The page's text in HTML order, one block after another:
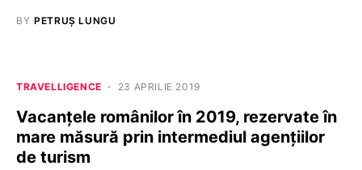
BY PETRUȘ LUNGU
TRAVELLIGENCE 23 APRILIE 2019
Vacanțele românilor în 2019, rezervate în
mare măsură prin intermediul agențiilor
de turism